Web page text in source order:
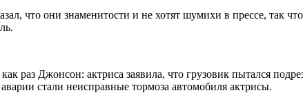
что они знаменитости и не хотят шумихи в прессе, так
Джонсон: актриса заявила, что грузовик пытался
стали неисправные тормоза автомобиля актрисы.